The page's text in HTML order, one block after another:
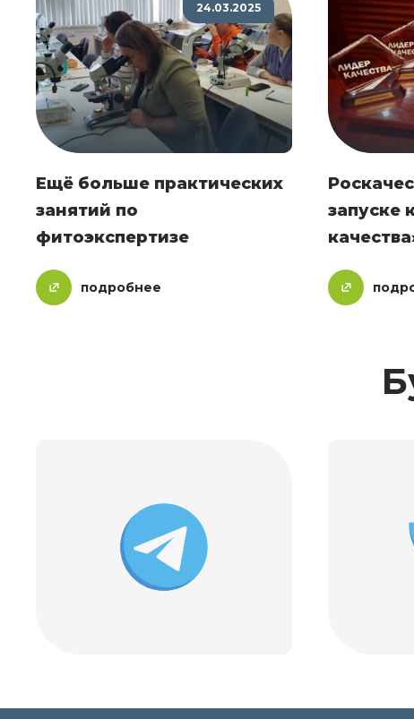
24.03.2025
Ещё больше практических
занятий по
фитоэкспертизе
подробнее
запуске